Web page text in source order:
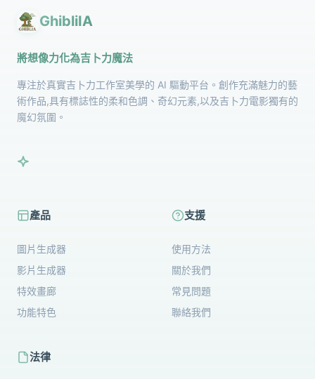
GhibliIA
將想像力化為吉卜力魔法
專注於真實吉卜力工作室美學的 AI 驅動平台。創作充滿魅力的藝
術作品,具有標誌性的柔和色調、奇幻元素,以及吉卜力電影獨有的
魔幻氛圍。
產品
圖片生成器
影片生成器
特效畫廊
功能特色
支援
使用方法
關於我們
常見問題
聯絡我們
法律